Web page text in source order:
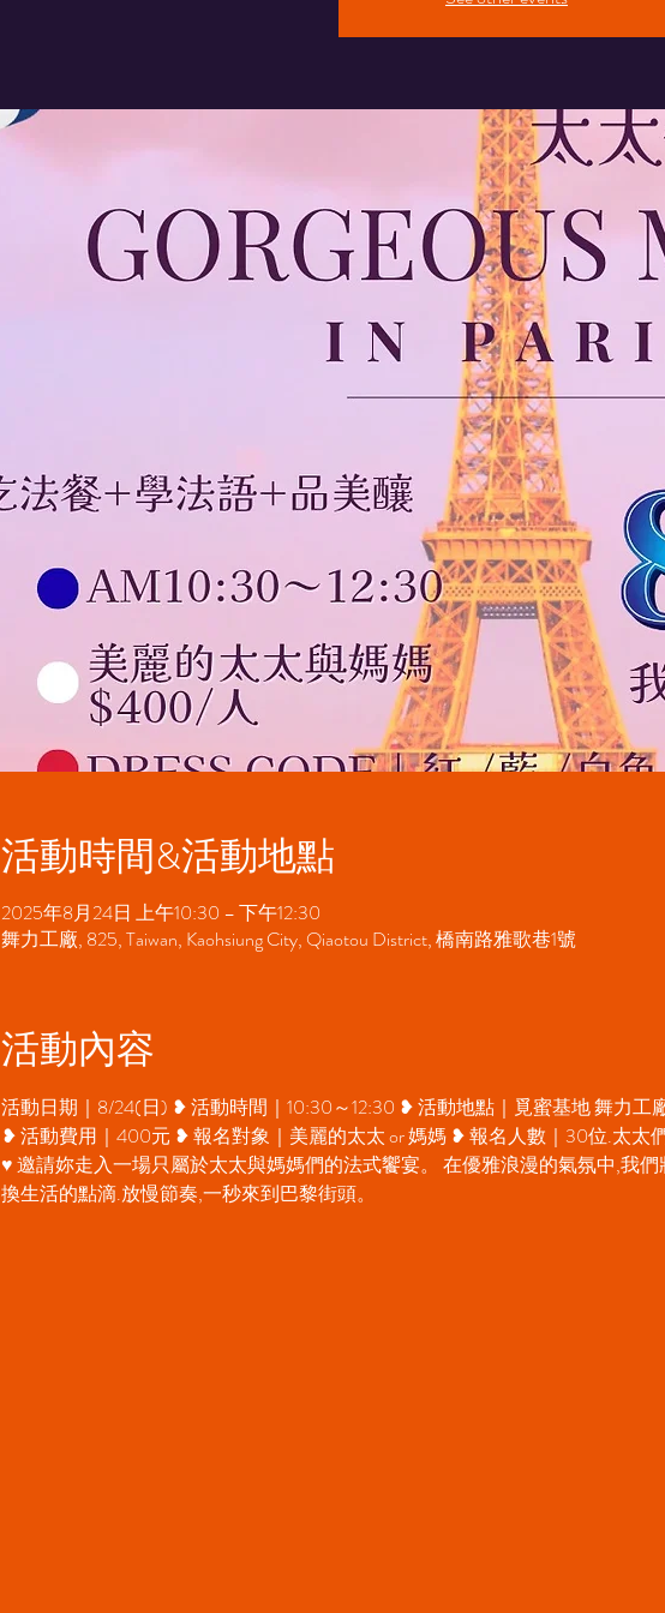
活動時間&活動地點
2025年8月24日 上午10:30 – 下午12:30
舞力工廠, 825, Taiwan, Kaohsiung City, Qiaotou District, 橋南路雅歌巷1號
活動內容
活動日期｜8/24(日) ❥ 活動時間｜10:30～12:30 ❥ 活動地點｜覓蜜基地 舞力
❥ 活動費用｜400元 ❥ 報名對象｜美麗的太太 or 媽媽 ❥ 報名人數｜30位.太太
♥ 邀請妳走入一場只屬於太太與媽媽們的法式饗宴。 在優雅浪漫的氣氛中,我
換生活的點滴.放慢節奏,一秒來到巴黎街頭。